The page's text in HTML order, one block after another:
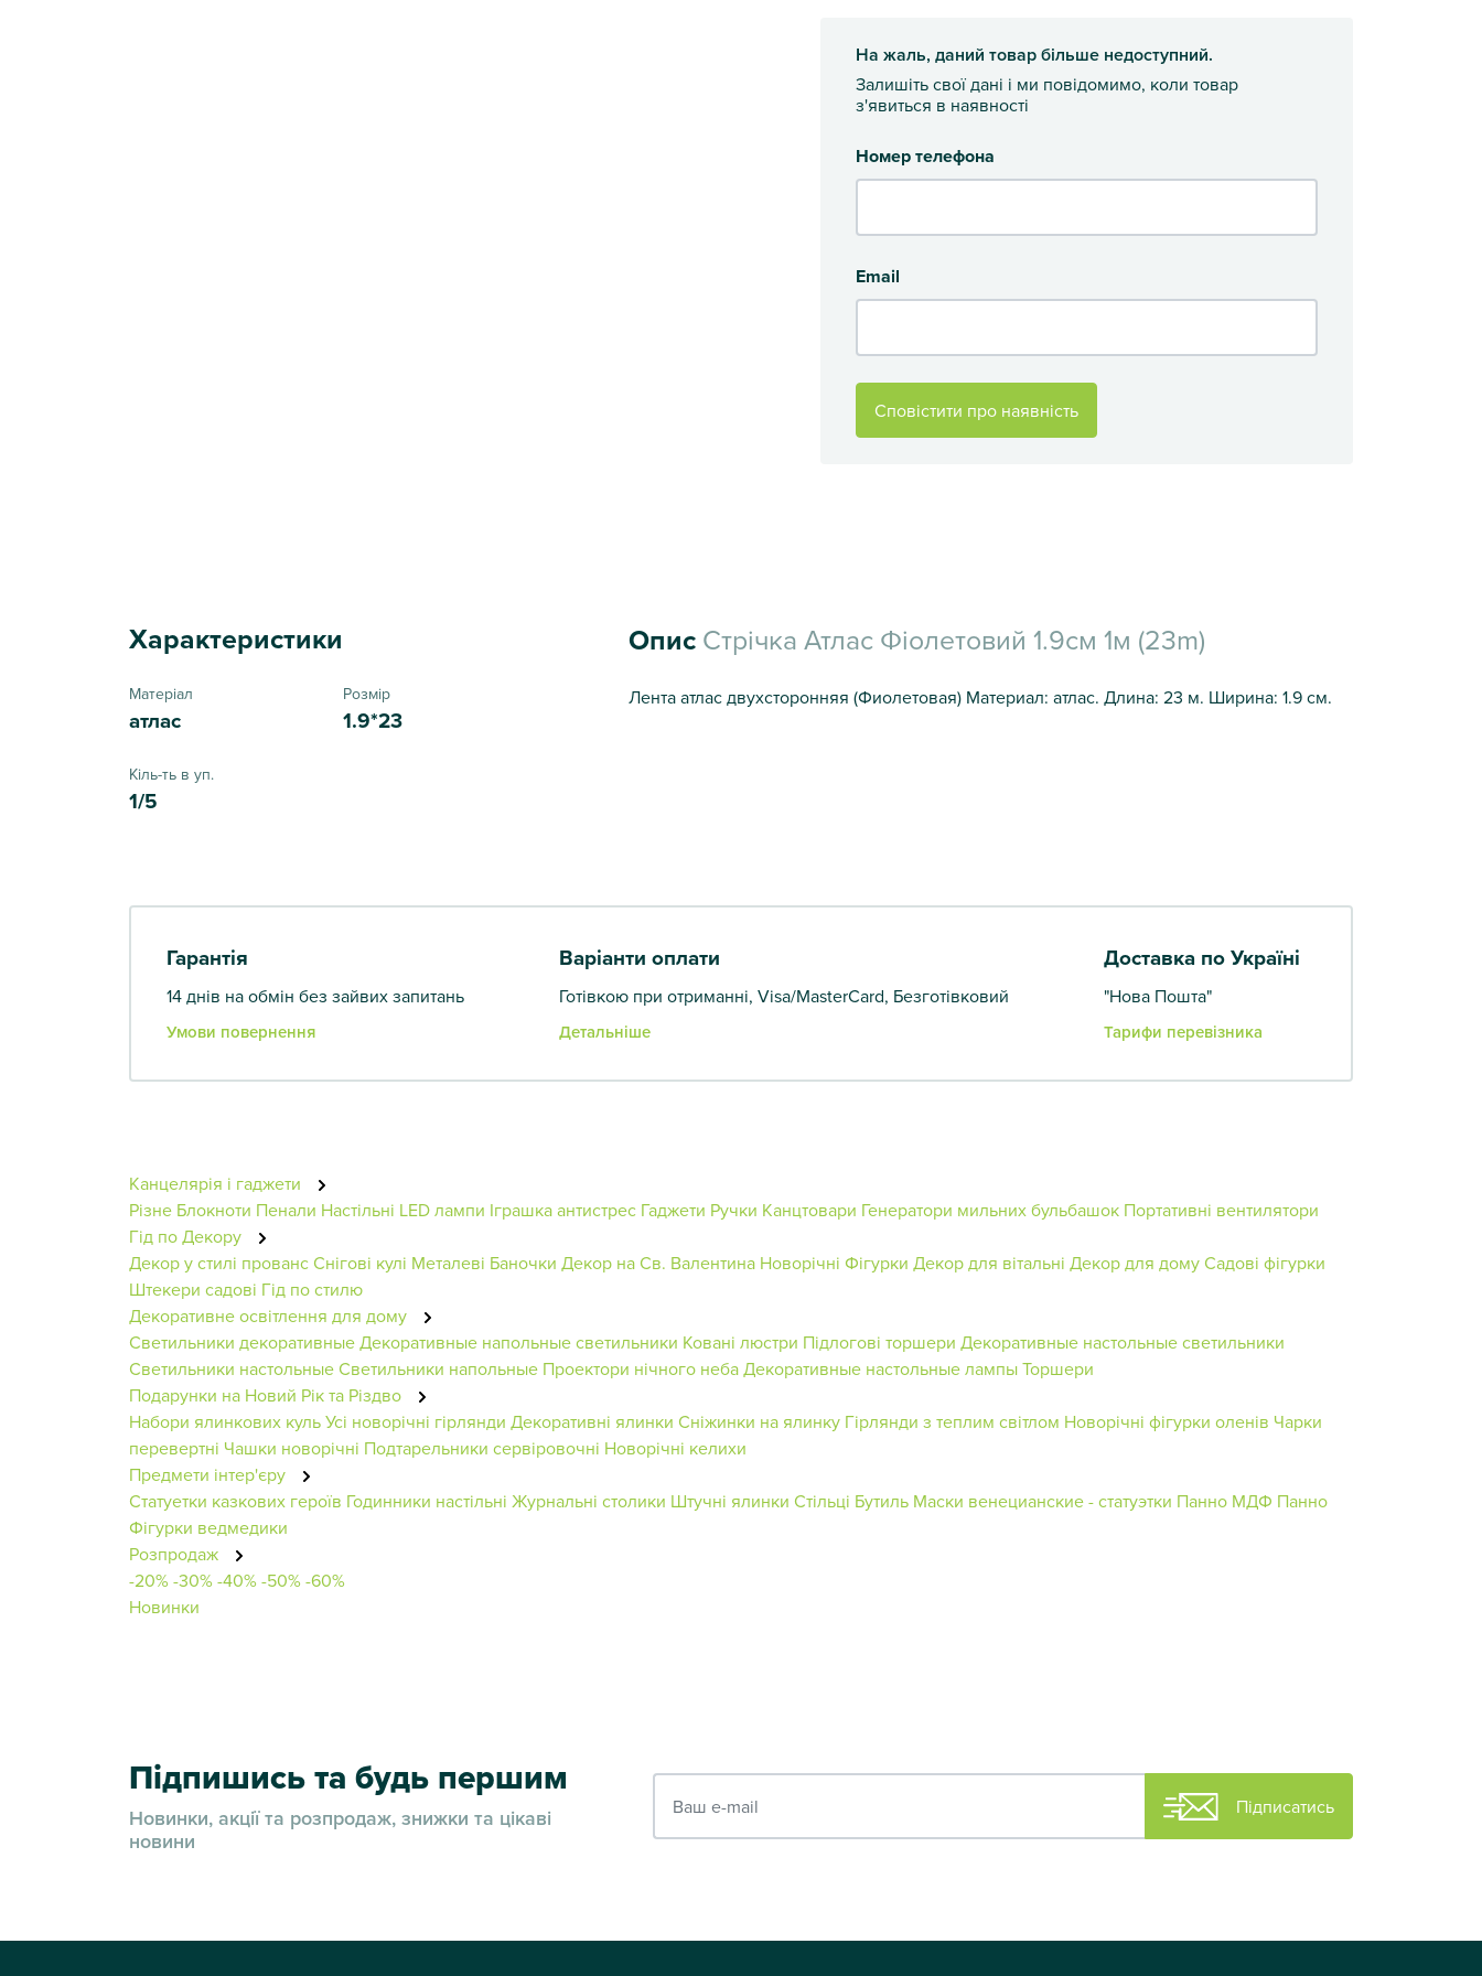
На жаль, даний товар більше недоступний.
Залишіть свої дані і ми повідомимо, коли товар
з'явиться в наявності
Номер телефона
Email
Сповістити про наявність
Характеристики
Матеріал
атлас
Розмір
1.9*23
Кіль-ть в уп.
1/5
Опис Стрічка Атлас Фіолетовий 1.9см 1м (23m)
Лента атлас двухсторонняя (Фиолетовая) Материал: атлас. Длина: 23 м. Ширина: 1.9 см.
Гарантія
14 днів на обмін без зайвих запитань
Умови повернення
Варіанти оплати
Готівкою при отриманні, Visa/MasterCard, Безготівковий
Детальніше
Доставка по Україні
"Нова Пошта"
Тарифи перевізника
Канцелярія і гаджети
Різне Блокноти Пенали Настільні LED лампи Іграшка антистрес Гаджети Ручки Канцтовари Генератори мильних бульбашок Портативні вентилятори
Гід по Декору
Декор у стилі провансСнігові кулі Металеві Баночки Декор на Св. Валентина Новорічні Фігурки Декор для вітальні Декор для домуСадові фігурки
Штекери садові Гід по стилю
Декоративне освітлення для дому
Светильники декоративныеДекоративные напольные светильники Ковані люстри Підлогові торшери Декоративные настольные светильники
Светильники настольныеСветильники напольные Проектори нічного небаДекоративные настольные лампыТоршери
Подарунки на Новий Рік та Різдво
Набори ялинкових кульУсі новорічні гірлянди Декоративні ялинки Сніжинки на ялинку Гірлянди з теплим світлом Новорічні фігурки оленів Чарки
перевертні Чашки новорічні Подтарельники сервіровочні Новорічні келихи
Предмети інтер'єру
Статуетки казкових героїв Годинники настільні Журнальні столики Штучні ялинки Стільці Бутиль Маски венецианские - статуэтки Панно МДФ Панно
Фігурки ведмедики
Розпродаж
-20%-30%-40%-50%-60%
Новинки
Підпишись та будь першим
Новинки, акції та розпродаж, знижки та цікаві
новини
Підписатись